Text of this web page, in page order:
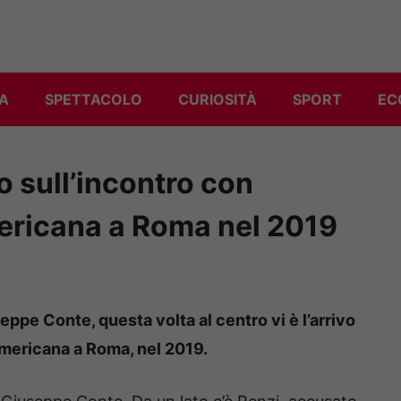
SPETTACOLO CURIOSITÀ SPORT
sull’incontro con
a Roma nel 2019
Conte, questa volta al centro vi è l’arrivo
a Roma, nel 2019.